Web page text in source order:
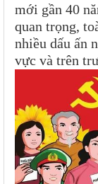
mới gần 40
quan trọng,
nhiều dấu ấn
vực và trên